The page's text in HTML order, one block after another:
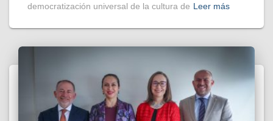
democratización universal de la cultura de Leer más